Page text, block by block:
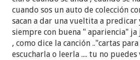
cuando sos un auto de colección
sacan a dar una vueltita a predicar
siempre con buena " apariencia"
, como dice la canción .."cartas
escucharla o leerla .... tu no